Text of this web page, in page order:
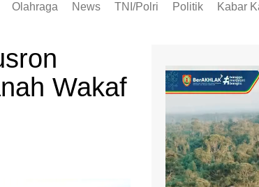
Olahraga News TNI/Polri Politik Kabar
Wakaf